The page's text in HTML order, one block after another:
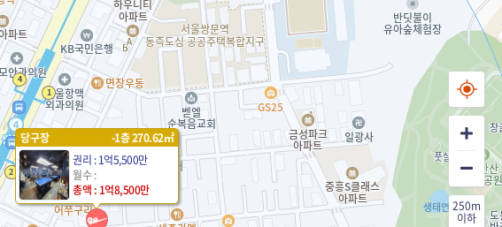
250m
이하
당구장
-1층 270.62㎡
권리 : 1억5,500만
월수 :
총액 : 1억8,500만